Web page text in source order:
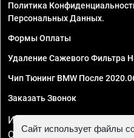
Политика
Персональных Данных.
Формы Оплаты
Удаление Сажевого Фильтра
Чип Тюнинг BMW После
Заказать Звонок
ИП Смирнов Георгий
ОГРНИП 324470400032610
Сайт использует файлы